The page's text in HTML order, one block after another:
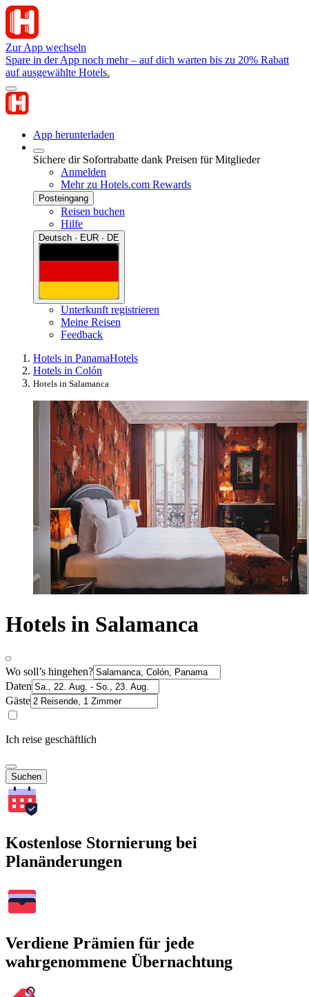
Zur App wechseln
Spare in der App noch mehr – auf dich warten bis zu 20% Rabatt
auf ausgewählte Hotels.
App herunterladen
Sichere dir Sofortrabatte dank Preisen für Mitglieder
Anmelden
Mehr zu Hotels.com Rewards
Posteingang
Reisen buchen
Hilfe
Deutsch · EUR · DE
Unterkunft registrieren
Meine Reisen
Feedback
Hotels in PanamaHotels
Hotels in Colón
Hotels in Salamanca
Hotels in Salamanca
Wo soll’s hingehen?
Daten
Gäste
Ich reise geschäftlich
Suchen
Kostenlose Stornierung bei
Planänderungen
Verdiene Prämien für jede
wahrgenommene Übernachtung